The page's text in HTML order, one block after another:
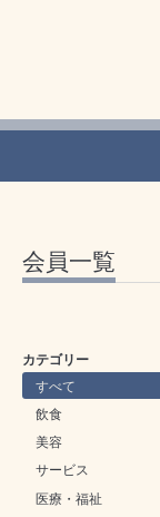
会員一覧
カテゴリー
すべて
飲食
美容
サービス
医療・福祉